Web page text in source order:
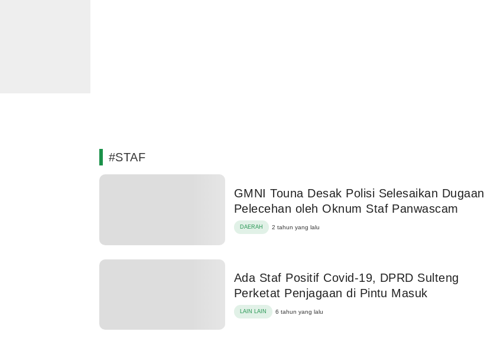
#STAF
GMNI Touna Desak Polisi Selesaikan Dugaan
Pelecehan oleh Oknum Staf Panwascam
DAERAH 2 tahun yang lalu
Ada Staf Positif Covid-19, DPRD Sulteng
Perketat Penjagaan di Pintu Masuk
LAIN LAIN 6 tahun yang lalu